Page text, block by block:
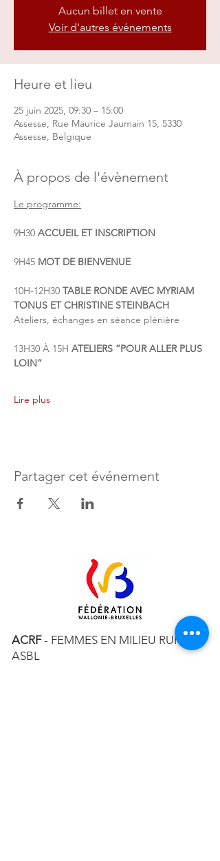
Aucun billet en vente
Voir d'autres événements
Heure et lieu
25 juin 2025, 09:30 – 15:00
Assesse, Rue Maurice Jaumain 15, 5330
Assesse, Belgique
À propos de l'évènement
Le programme:
9H30 ACCUEIL ET INSCRIPTION
9H45 MOT DE BIENVENUE
10H-12H30 TABLE RONDE AVEC MYRIAM
TONUS ET CHRISTINE STEINBACH
Ateliers, échanges en séance plénière
13H30 À 15H ATELIERS ”POUR ALLER PLUS
LOIN”
Lire plus
Partager cet événement
ACRF- FEMMES EN MILIEU RURAL
ASBL